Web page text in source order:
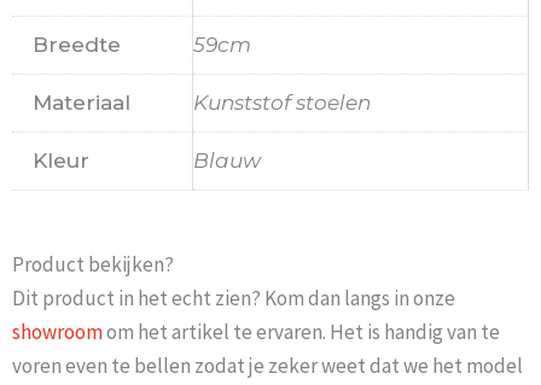
Breedte 59cm
Materiaal Kunststof stoelen
Kleur Blauw
Product bekijken?
Dit product in het echt zien? Kom dan langs in onze
showroomom het artikel te ervaren. Het is handig van te
voren even te bellen zodat je zeker weet dat we het model